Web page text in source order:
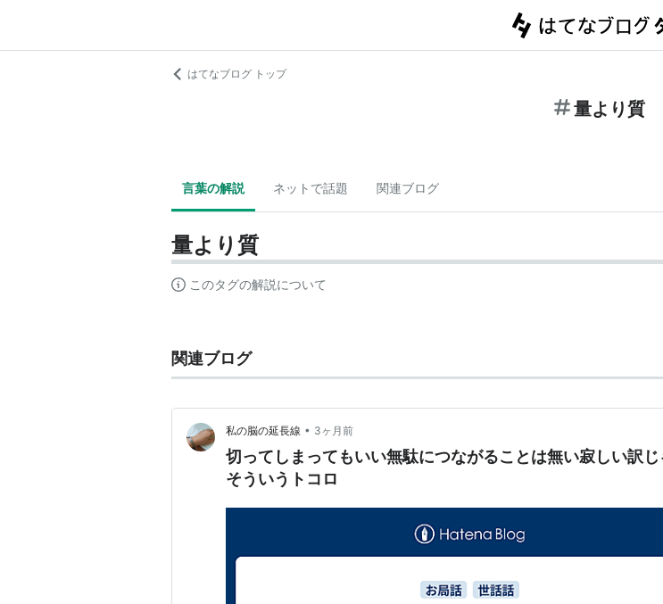
はてなブログ トップ
量より質
言葉の解説 ネットで話題 関連ブログ
量より質
このタグの解説について
関連ブログ
私の脳の延長線 • 3ヶ月前
切ってしまってもいい無駄につながることは無い寂しい訳
そういうトコロ